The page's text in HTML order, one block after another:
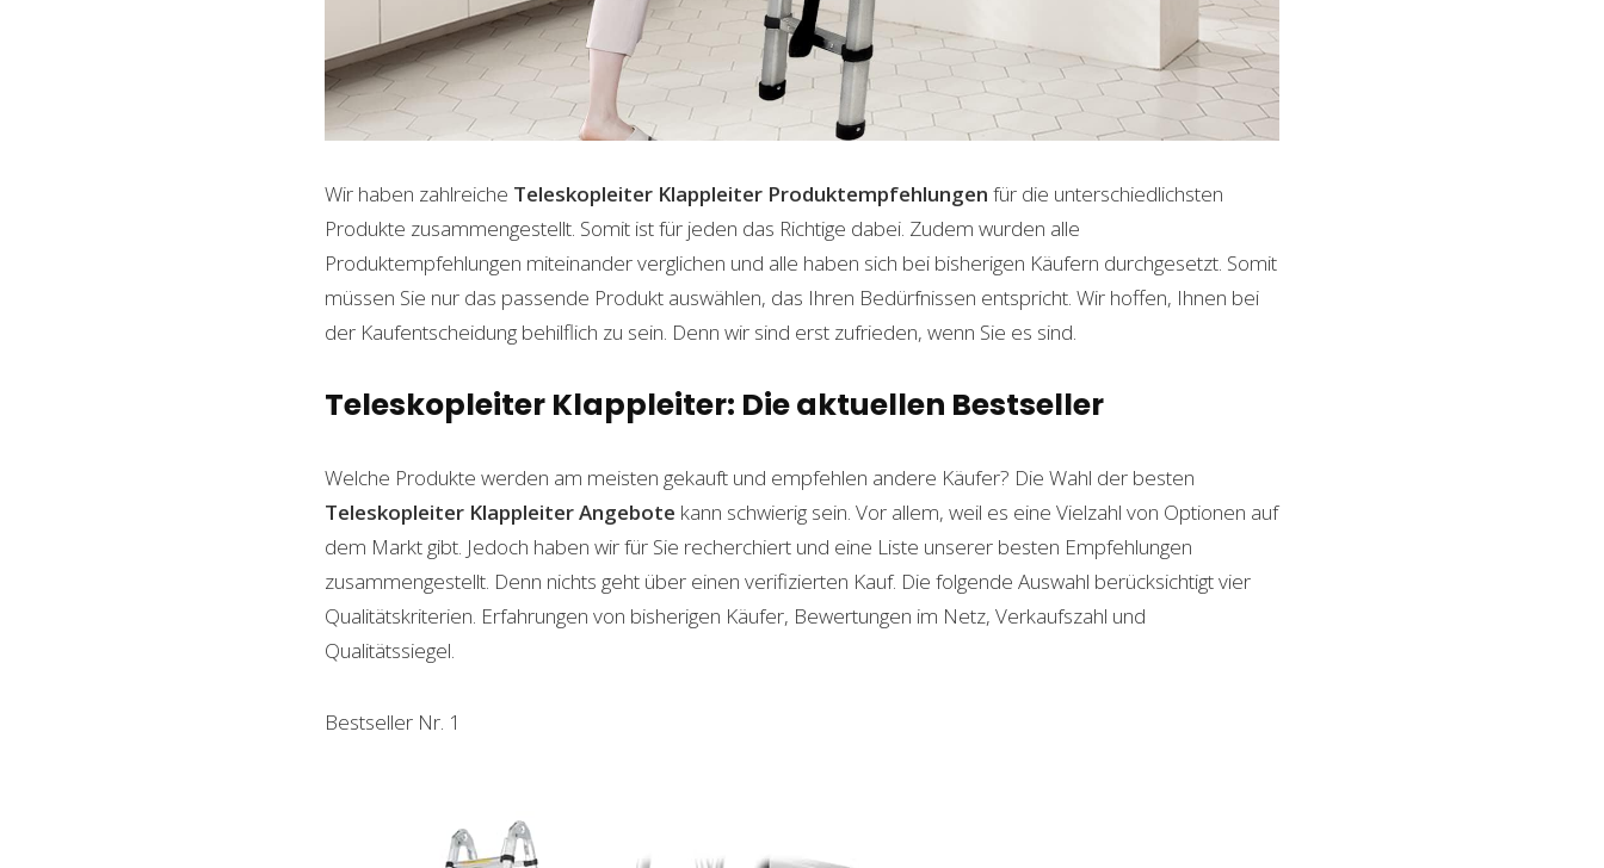
Wir haben zahlreiche Teleskopleiter Klappleiter Produktempfehlungen für die unterschiedlichsten
Produkte zusammengestellt. Somit ist für jeden das Richtige dabei. Zudem wurden alle
Produktempfehlungen miteinander verglichen und alle haben sich bei bisherigen Käufern durchgesetzt. Somit
müssen Sie nur das passende Produkt auswählen, das Ihren Bedürfnissen entspricht. Wir hoffen, Ihnen bei
der Kaufentscheidung behilflich zu sein. Denn wir sind erst zufrieden, wenn Sie es sind.
Teleskopleiter Klappleiter: Die aktuellen Bestseller
Welche Produkte werden am meisten gekauft und empfehlen andere Käufer? Die Wahl der besten
Teleskopleiter KlappleiterAngebote kann schwierig sein. Vor allem, weil es eine Vielzahl von Optionen auf
dem Markt gibt. Jedoch haben wir für Sie recherchiert und eine Liste unserer besten Empfehlungen
zusammengestellt. Denn nichts geht über einen verifizierten Kauf. Die folgende Auswahl berücksichtigt vier
Qualitätskriterien. Erfahrungen von bisherigen Käufer, Bewertungen im Netz, Verkaufszahl und
Qualitätssiegel.
Bestseller Nr. 1